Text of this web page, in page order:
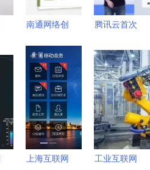
南通网络创
术服务的机
遇与行动指
南
腾讯云首次
产品矩阵
以自研驱动
软硬件协
同，提升网
络技术服务
新高度
上海互联网
工业互联网